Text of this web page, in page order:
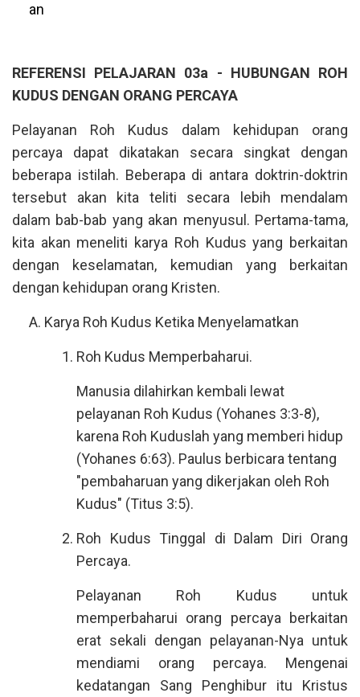
an
REFERENSI PELAJARAN 03a - HUBUNGAN ROH
KUDUS DENGAN ORANG PERCAYA
Pelayanan Roh Kudus dalam kehidupan orang
percaya dapat dikatakan secara singkat dengan
beberapa istilah. Beberapa di antara doktrin-doktrin
tersebut akan kita teliti secara lebih mendalam
dalam bab-bab yang akan menyusul. Pertama-tama,
kita akan meneliti karya Roh Kudus yang berkaitan
dengan keselamatan, kemudian yang berkaitan
dengan kehidupan orang Kristen.
Karya Roh Kudus Ketika Menyelamatkan
Roh Kudus Memperbaharui.
Manusia dilahirkan kembali lewat
pelayanan Roh Kudus (Yohanes 3:3-8),
karena Roh Kuduslah yang memberi hidup
(Yohanes 6:63). Paulus berbicara tentang
"pembaharuan yang dikerjakan oleh Roh
Kudus" (Titus 3:5).
Roh Kudus Tinggal di Dalam Diri Orang
Percaya.
Pelayanan Roh Kudus untuk
memperbaharui orang percaya berkaitan
erat sekali dengan pelayanan-Nya untuk
mendiami orang percaya. Mengenai
kedatangan Sang Penghibur itu Kristus